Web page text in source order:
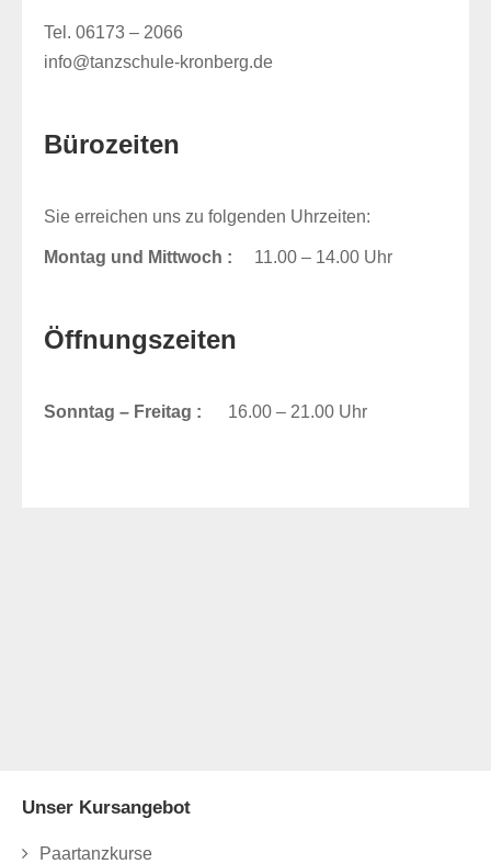
Tel. 06173 – 2066
info@tanzschule-kronberg.de
Bürozeiten
Sie erreichen uns zu folgenden Uhrzeiten:
Montag und Mittwoch : 11.00 – 14.00 Uhr
Öffnungszeiten
Sonntag – Freitag : 16.00 – 21.00 Uhr
Unser Kursangebot
Paartanzkurse